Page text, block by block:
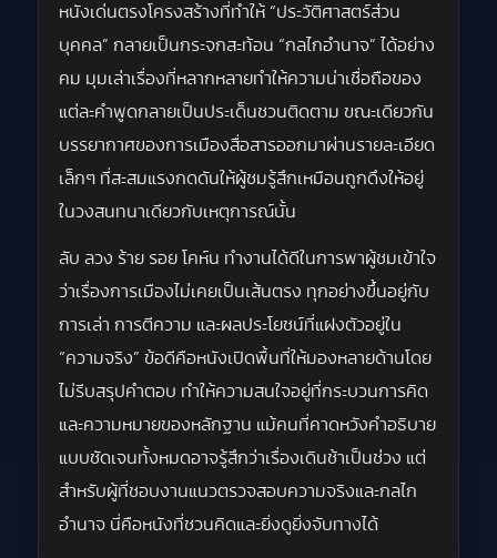
หนังเด่นตรงโครงสร้างที่ทำให้ “ประวัติศาสตร์ส่วน
บุคคล” กลายเป็นกระจกสะท้อน “กลไกอำนาจ” ได้อย่าง
คม มุมเล่าเรื่องที่หลากหลายทำให้ความน่าเชื่อถือของ
แต่ละคำพูดกลายเป็นประเด็นชวนติดตาม ขณะเดียวกัน
บรรยากาศของการเมืองสื่อสารออกมาผ่านรายละเอียด
เล็กๆ ที่สะสมแรงกดดันให้ผู้ชมรู้สึกเหมือนถูกดึงให้อยู่
ในวงสนทนาเดียวกับเหตุการณ์นั้น
ลับ ลวง ร้าย รอย โคห์น ทำงานได้ดีในการพาผู้ชมเข้าใจ
ว่าเรื่องการเมืองไม่เคยเป็นเส้นตรง ทุกอย่างขึ้นอยู่กับ
การเล่า การตีความ และผลประโยชน์ที่แฝงตัวอยู่ใน
“ความจริง” ข้อดีคือหนังเปิดพื้นที่ให้มองหลายด้านโดย
ไม่รีบสรุปคำตอบ ทำให้ความสนใจอยู่ที่กระบวนการคิด
และความหมายของหลักฐาน แม้คนที่คาดหวังคำอธิบาย
แบบชัดเจนทั้งหมดอาจรู้สึกว่าเรื่องเดินช้าเป็นช่วง แต่
สำหรับผู้ที่ชอบงานแนวตรวจสอบความจริงและกลไก
อำนาจ นี่คือหนังที่ชวนคิดและยิ่งดูยิ่งจับทางได้